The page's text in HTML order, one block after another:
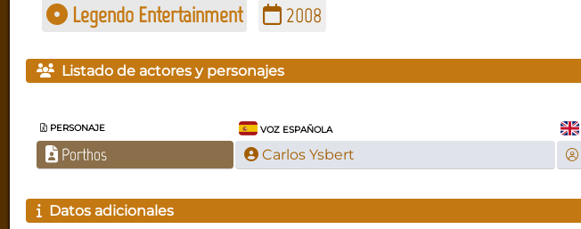
Legendo Entertainment 2008
Listado de actores y personajes
PERSONAJE VOZ ESPAÑOLA
Porthos Carlos Ysbert
Datos adicionales